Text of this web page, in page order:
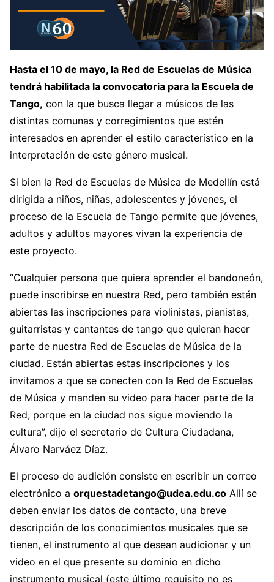
Hasta el 10 de mayo, la Red de Escuelas de Música
tendrá habilitada la convocatoria para la Escuela de
Tango, con la que busca llegar a músicos de las
distintas comunas y corregimientos que estén
interesados en aprender el estilo característico en la
interpretación de este género musical.
Si bien la Red de Escuelas de Música de Medellín está
dirigida a niños, niñas, adolescentes y jóvenes, el
proceso de la Escuela de Tango permite que jóvenes,
adultos y adultos mayores vivan la experiencia de
este proyecto.
“Cualquier persona que quiera aprender el bandoneón,
puede inscribirse en nuestra Red, pero también están
abiertas las inscripciones para violinistas, pianistas,
guitarristas y cantantes de tango que quieran hacer
parte de nuestra Red de Escuelas de Música de la
ciudad. Están abiertas estas inscripciones y los
invitamos a que se conecten con la Red de Escuelas
de Música y manden su video para hacer parte de la
Red, porque en la ciudad nos sigue moviendo la
cultura”, dijo el secretario de Cultura Ciudadana,
Álvaro Narváez Díaz.
El proceso de audición consiste en escribir un correo
electrónico a orquestadetango@udea.edu.co Allí se
deben enviar los datos de contacto, una breve
descripción de los conocimientos musicales que se
tienen, el instrumento al que desean audicionar y un
video en el que presente su dominio en dicho
instrumento musical (este último requisito no es